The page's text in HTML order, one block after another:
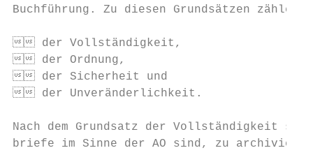
Buchführung. Zu diesen Grundsätzen zählen
der Vollständigkeit,
der Ordnung,
der Sicherheit und
der Unveränderlichkeit.
Nach dem Grundsatz der Vollständigkeit
briefe im Sinne der AO sind, zu